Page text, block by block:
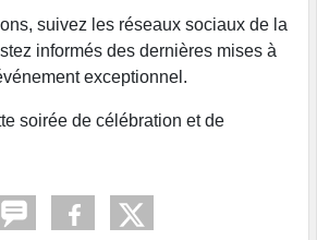
suivez les réseaux sociaux de la
informés des dernières mises à
exceptionnel.
soirée de célébration et de